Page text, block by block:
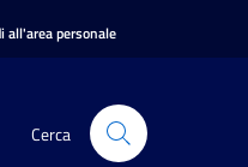
all'area personale
Cerca